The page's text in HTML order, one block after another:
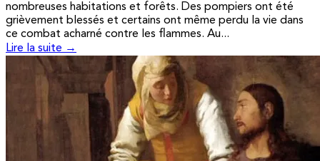
nombreuses habitations et forêts. Des pompiers ont été
grièvement blessés et certains ont même perdu la vie dans
ce combat acharné contre les flammes. Au...
Lire la suite →